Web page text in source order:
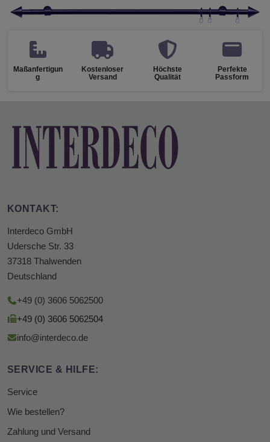
Maßanfertigun
g
Kostenloser
Versand
Höchste
Qualität
Perfekte
Passform
KONTAKT:
Interdeco GmbH
Udersche Str. 33
37318 Thalwenden
Deutschland
+49 (0) 3606 5062500
+49 (0) 3606 5062504
info@interdeco.de
SERVICE & HILFE:
Service
Wie bestellen?
Zahlung und Versand